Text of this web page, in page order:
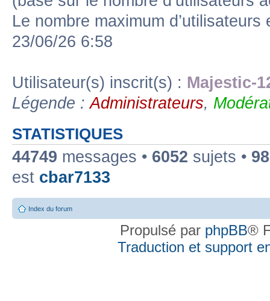
Le nombre maximum
23/06/26 6:58
Utilisateur(s) inscrit(s) : Majestic-
Légende :Administrateurs,
STATISTIQUES
44749 messages • 6052 sujets •
est cbar7133
Index du forum
Propulsé par phpBB®
Traduction et support